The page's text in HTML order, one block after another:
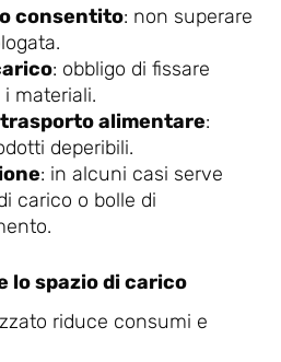
consentito: non superare
: obbligo di fissare
materiali.
alimentare:
deperibili.
: in alcuni casi serve
carico o bolle di
lo spazio di carico
riduce consumi e